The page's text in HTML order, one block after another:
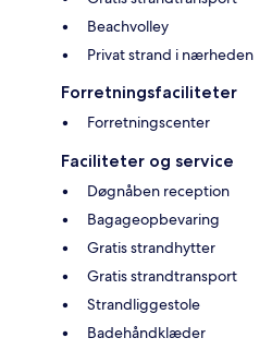
Beachvolley
Privat strand i nærheden
Forretningsfaciliteter
Forretningscenter
Faciliteter og service
Døgnåben reception
Bagageopbevaring
Gratis strandhytter
Gratis strandtransport
Strandliggestole
Badehåndklæder